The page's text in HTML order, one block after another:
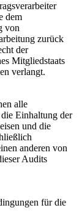
dem
von
zurück
der
Mitgliedstaats
verlangt.
alle
Einhaltung der
und die
anderen von
Audits
für die